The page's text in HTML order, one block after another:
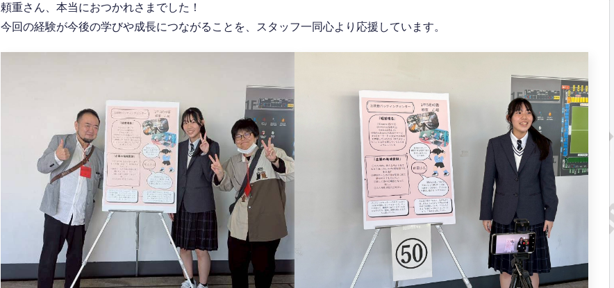
頼重さん、本当におつかれさまでした！
今回の経験が今後の学びや成長につながることを、スタッフ一同心より応援しています。